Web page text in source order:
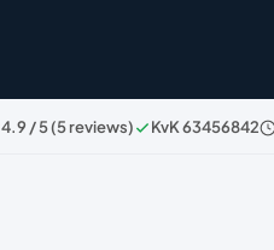
4.9 / 5 (5 reviews) KvK 63456842